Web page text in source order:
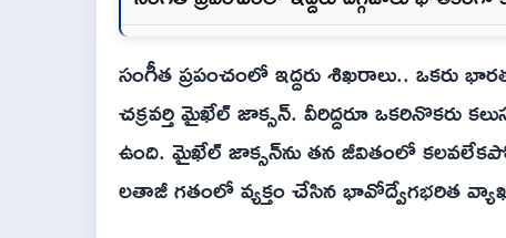
సంగీత ప్రపంచంలో ఇద్దరు శిఖరాలు.. ఒకరు
చక్రవర్తి మైఖేల్ జాక్సన్. వీరిద్దరూ ఒకరినొకరు
ఉంది. మైఖేల్ జాక్సన్‌ను తన జీవితంలో
లతాజీ గతంలో వ్యక్తం చేసిన భావోద్వేగభరిత